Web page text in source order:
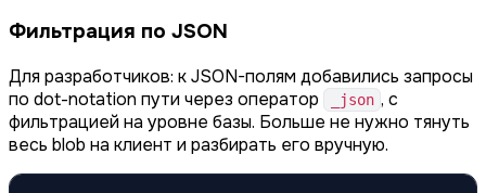
Фильтрация по JSON
Для разработчиков: к JSON-полям добавились запросы
по dot-notation пути через оператор
_json , с
фильтрацией на уровне базы. Больше не нужно тянуть
весь blob на клиент и разбирать его вручную.